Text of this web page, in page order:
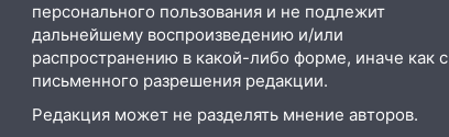
персонального пользования и не подлежит
дальнейшему воспроизведению и/или
распространению в какой-либо форме, иначе как с
письменного разрешения редакции.
Редакция может не разделять мнение авторов.